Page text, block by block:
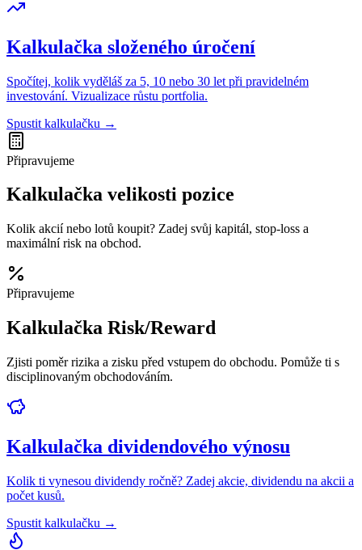
Kalkulačka složeného úročení
Spočítej, kolik vyděláš za 5, 10 nebo 30 let při pravidelném
investování. Vizualizace růstu portfolia.
Spustit kalkulačku →
Připravujeme
Kalkulačka velikosti pozice
Kolik akcií nebo lotů koupit? Zadej svůj kapitál, stop-loss a
maximální risk na obchod.
Připravujeme
Kalkulačka Risk/Reward
Zjisti poměr rizika a zisku před vstupem do obchodu. Pomůže ti s
disciplinovaným obchodováním.
Kalkulačka dividendového výnosu
Kolik ti vynesou dividendy ročně? Zadej akcie, dividendu na akcii a
počet kusů.
Spustit kalkulačku →